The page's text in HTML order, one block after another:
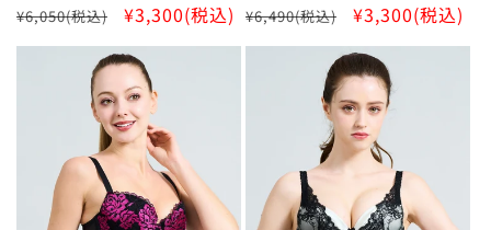
通
常
¥6,050(税込) SALE
¥3,300(税込) 通
常
¥6,490(税込) SALE
¥3,300(税込)